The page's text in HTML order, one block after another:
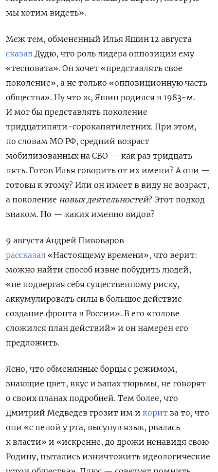
мы хотим видеть».
Меж тем, обмененный Илья Яшин 12 августа
сказал Дудю, что роль лидера оппозиции ему
«тесновата». Он хочет «представлять свое
поколение», а не только «оппозиционную часть
общества». Ну что ж, Яшин родился в 1983-м.
И мог бы представлять поколение
тридцатипяти-сорокапятилетних. При этом,
по словам МО РФ, средний возраст
мобилизованных на СВО — как раз тридцать
пять. Готов Илья говорить от их имени? А они —
готовы к этому? Или он имеет в виду не возраст,
а поколение новых деятельностей? Этот подход
знаком. Но — каких именно видов?
9 августа Андрей Пивоваров
рассказал «Настоящему времени», что верит:
можно найти способ извне побудить людей,
«не подвергая себя существенному риску,
аккумулировать силы в большое действие —
создание фронта в России». В его «голове
сложился план действий» и он намерен его
предложить.
Ясно, что обменянные борцы с режимом,
знающие цвет, вкус и запах тюрьмы, не говорят
о своих планах подробней. Тем более, что
Дмитрий Медведев грозит им и корит за то, что
они «с пеной у рта, высунув язык, рвалась
к власти» и «искренне, до дрожи ненавидя свою
Родину, пытались изничтожить идеологические